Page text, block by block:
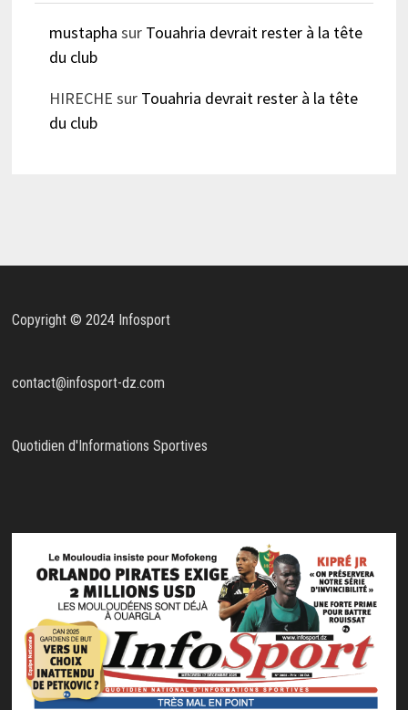
mustapha sur Touahria devrait rester à la tête
du club
HIRECHE sur Touahria devrait rester à la tête
du club
Copyright © 2024 Infosport
contact@infosport-dz.com
Quotidien d'Informations Sportives